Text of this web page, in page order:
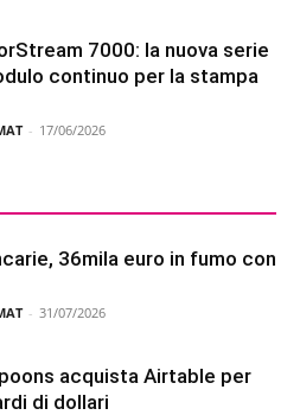
7000: la nuova serie
continuo per la stampa
- 17/06/2026
36mila euro in fumo con
- 31/07/2026
acquista Airtable per
di dollari